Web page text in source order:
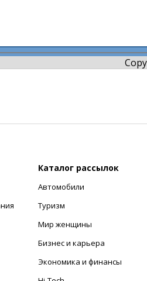
Каталог рассылок
Автомобили
Туризм
Мир женщины
Бизнес и карьера
Экономика и финансы